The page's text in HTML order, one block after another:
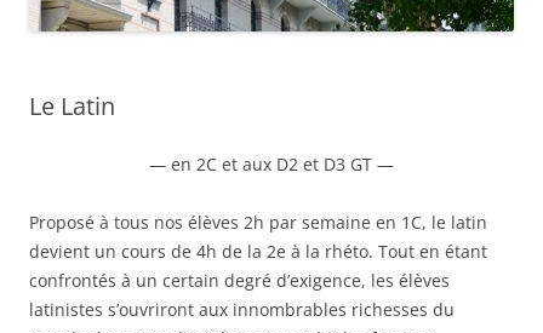
Le Latin
— en 2C et aux D2 et D3 GT —
Proposé à tous nos élèves 2h par semaine en 1C, le latin
devient un cours de 4h de la 2e à la rhéto. Tout en étant
confrontés à un certain degré d’exigence, les élèves
latinistes s’ouvriront aux innombrables richesses du